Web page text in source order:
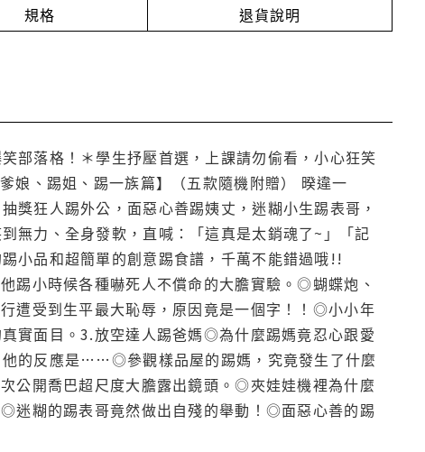
規格 退貨說明
部落格！＊學生抒壓首選，上課請勿偷看，小心狂笑
、踢姐、踢一族篇】（五款隨機附贈） 暌違一
獎狂人踢外公，面惡心善踢姨丈，迷糊小生踢表哥，
力、全身發軟，直喊：「這真是太銷魂了~」「記
小品和超簡單的創意踢食譜，千萬不能錯過哦!!
小時候各種嚇死人不償命的大膽實驗。◎蝴蝶炮、
遭受到生平最大恥辱，原因竟是一個字！！◎小小年
實面目。3.放空達人踢爸媽◎為什麼踢媽竟忍心跟愛
的反應是……◎參觀樣品屋的踢媽，究竟發生了什麼
公開喬巴超尺度大膽露出鏡頭。◎夾娃娃機裡為什麼
迷糊的踢表哥竟然做出自殘的舉動！◎面惡心善的踢